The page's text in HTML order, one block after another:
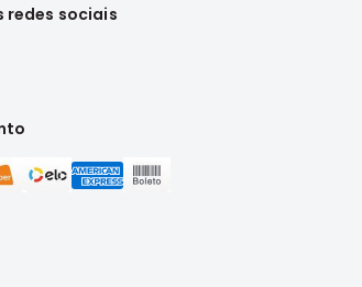
redes sociais